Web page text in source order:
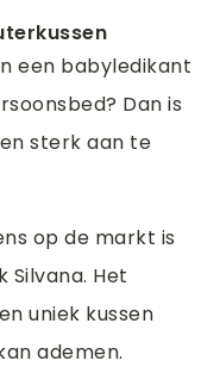
een babyledikant
Dan is
sterk aan te
op de markt is
Het
uniek kussen
ademen.